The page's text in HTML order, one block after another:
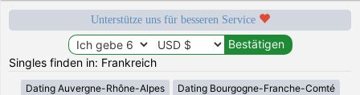
Unterstütze uns für besseren Service
Singles finden in: Frankreich
Dating Auvergne-Rhône-Alpes Dating Bourgogne-Franche-Comté